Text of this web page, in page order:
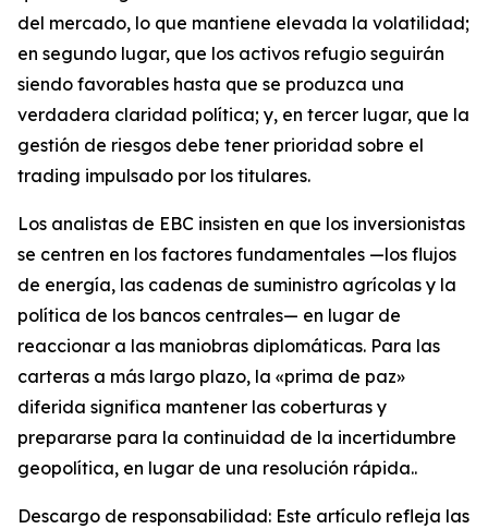
del mercado, lo que mantiene elevada la volatilidad;
en segundo lugar, que los activos refugio seguirán
siendo favorables hasta que se produzca una
verdadera claridad política; y, en tercer lugar, que la
gestión de riesgos debe tener prioridad sobre el
trading impulsado por los titulares.
Los analistas de EBC insisten en que los inversionistas
se centren en los factores fundamentales —los flujos
de energía, las cadenas de suministro agrícolas y la
política de los bancos centrales— en lugar de
reaccionar a las maniobras diplomáticas. Para las
carteras a más largo plazo, la «prima de paz»
diferida significa mantener las coberturas y
prepararse para la continuidad de la incertidumbre
geopolítica, en lugar de una resolución rápida..
Descargo de responsabilidad: Este artículo refleja las